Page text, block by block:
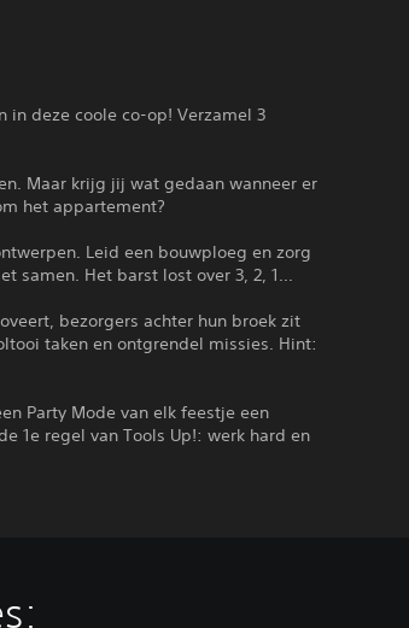
in deze coole co-op! Verzamel 3
Maar krijg jij wat gedaan wanneer er
het appartement?
Leid een bouwploeg en zorg
samen. Het barst lost over 3, 2, 1...
bezorgers achter hun broek zit
taken en ontgrendel missies. Hint:
Party Mode van elk feestje een
1e regel van Tools Up!: werk hard en